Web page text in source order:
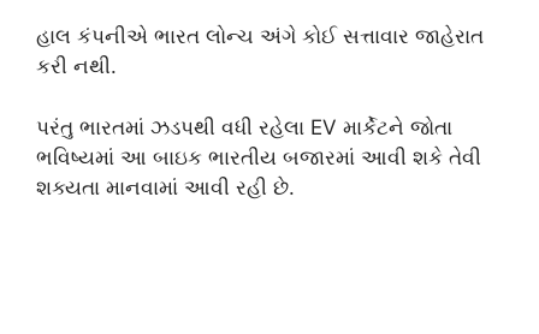
હાલ કંપનીએ ભારત લોન્ચ અંગે કોઈ સત્તાવાર જાહેરાત
કરી નથી.
પરંતુ ભારતમાં ઝડપથી વધી રહેલા EV માર્કેટને જોતા
ભવિષ્યમાં આ બાઇક ભારતીય બજારમાં આવી શકે તેવી
શક્યતા માનવામાં આવી રહી છે.